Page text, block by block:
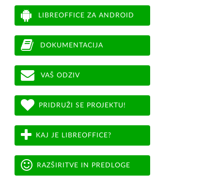
LIBREOFFICE ZA ANDROID
DOKUMENTACIJA
VAŠ ODZIV
PRIDRUŽI SE PROJEKTU!
KAJ JE LIBREOFFICE?
RAZŠIRITVE IN PREDLOGE